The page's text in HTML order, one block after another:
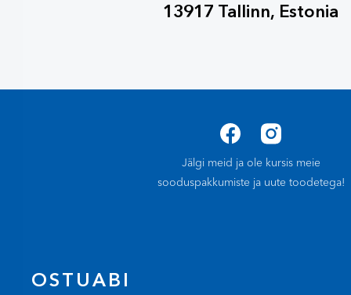
13917 Tallinn, Estonia
Jälgi meid ja ole kursis meie
sooduspakkumiste ja uute toodetega!
OSTUABI